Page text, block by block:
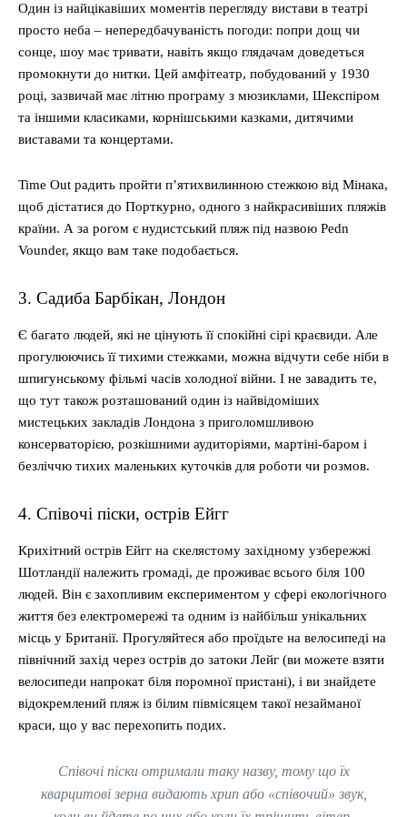
Один із найцікавіших моментів перегляду вистави в театрі
просто неба – непередбачуваність погоди: попри дощ чи
сонце, шоу має тривати, навіть якщо глядачам доведеться
промокнути до нитки. Цей амфітеатр, побудований у 1930
році, зазвичай має літню програму з мюзиклами, Шекспіром
та іншими класиками, корнішськими казками, дитячими
виставами та концертами.
Time Out радить пройти п’ятихвилинною стежкою від Мінака,
щоб дістатися до Порткурно, одного з найкрасивіших пляжів
країни. А за рогом є нудистський пляж під назвою Pedn
Vounder, якщо вам таке подобається.
3. Садиба Барбікан, Лондон
Є багато людей, які не цінують її спокійні сірі краєвиди. Але
прогулюючись її тихими стежками, можна відчути себе ніби в
шпигунському фільмі часів холодної війни. І не завадить те,
що тут також розташований один із найвідоміших
мистецьких закладів Лондона з приголомшливою
консерваторією, розкішними аудиторіями, мартіні-баром і
безліччю тихих маленьких куточків для роботи чи розмов.
4. Співочі піски, острів Ейгг
Крихітний острів Ейгг на скелястому західному узбережжі
Шотландії належить громаді, де проживає всього біля 100
людей. Він є захопливим експериментом у сфері екологічного
життя без електромережі та одним із найбільш унікальних
місць у Британії. Прогуляйтеся або проїдьте на велосипеді на
північний захід через острів до затоки Лейг (ви можете взяти
велосипеди напрокат біля поромної пристані), і ви знайдете
відокремлений пляж із білим півмісяцем такої незайманої
краси, що у вас перехопить подих.
Співочі піски отримали таку назву, тому що їх
кварцитові зерна видають хрип або «співочий» звук,